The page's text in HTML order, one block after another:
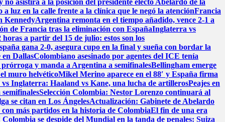
asistirá a la posición del presidente electo Abelardo de la
luz en la calle frente a la clínica que le negó la atenciónFrancia
KennedyArgentina remonta en el tiempo añadido, vence 2-1 a
de Francia tras la eliminación con EspañaInglaterra vs
a partir del 15 de julio: estos son los
gana 2-0, asegura cupo en la final y sueña con bordar la
en DallasColombiano asesinado por agentes del ICE tenía
y manda a Argentina a semifinalesBellingham emerge
muro helvéticoMikel Merino aparece en el 88′ y España firma
vs Inglaterra: Haaland vs Kane, una lucha de artillerosPeajes en
Selección Colombia: Nestor Lorenzo continuará al
se citan en Los ÁngelesActualización: Gabinete de Abelardo
más partidos en la historia de ColombiaEl fin de una era
se despide del Mundial en la tanda de penales: Suiza